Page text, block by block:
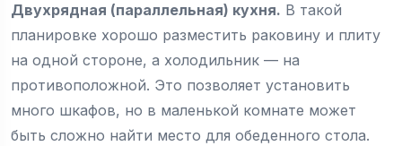
Двухрядная (параллельная) кухня. В такой
планировке хорошо разместить раковину и плиту
на одной стороне, а холодильник — на
противоположной. Это позволяет установить
много шкафов, но в маленькой комнате может
быть сложно найти место для обеденного стола.